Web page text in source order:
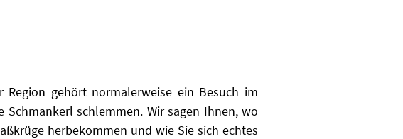
gehört normalerweise ein Besuch im
schlemmen. Wir sagen Ihnen, wo
herbekommen und wie Sie sich echtes